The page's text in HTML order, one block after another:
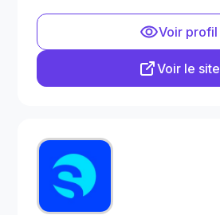
Voir profil
Voir le site